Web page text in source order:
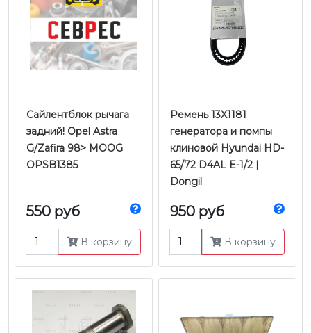
Cайлентблок рычага
задний! Opel Astra
G/Zafira 98> MOOG
OPSB1385
550 руб
В корзину
Ремень 13X1181
генератора и помпы
клиновой Hyundai HD-
65/72 D4AL E-1/2 |
Dongil
950 руб
В корзину